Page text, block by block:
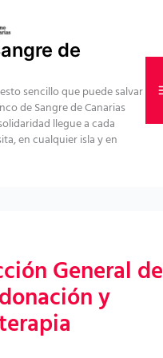
de
sencillo que puede salvar
de Sangre de Canarias
llegue a cada
en cualquier isla y en
General de
y